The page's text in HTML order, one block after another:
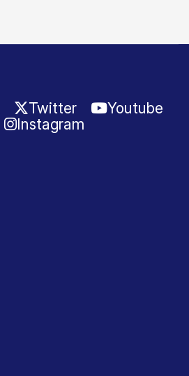
Twitter
Youtube
Instagram